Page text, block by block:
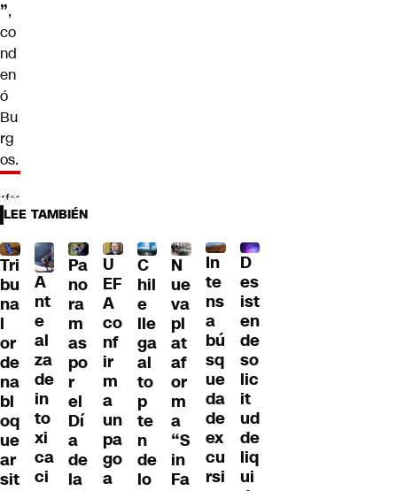
”,
co
nd
en
ó
Bu
rg
os.
LEE TAMBIÉN
Tri
bu
na
l
or
de
na
bl
oq
ue
ar
sit
A
nt
e
al
za
de
in
to
xi
ca
ci
Pa
no
ra
m
as
po
r
el
Dí
a
de
la
U
EF
A
co
nf
ir
m
a
un
pa
go
a
C
hil
e
lle
ga
al
to
p
te
n
de
lo
N
ue
va
pl
at
af
or
m
a
“S
in
Fa
In
te
ns
a
bú
sq
ue
da
de
ex
cu
rsi
D
es
ist
en
de
so
lic
it
ud
de
liq
ui